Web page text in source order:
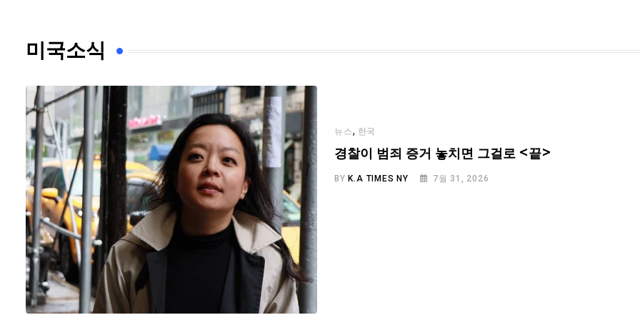
미국소식
뉴스, 한국
경찰이 범죄 증거 놓치면 그걸로 <끝>
BY K.A TIMES NY 7월 31, 2026